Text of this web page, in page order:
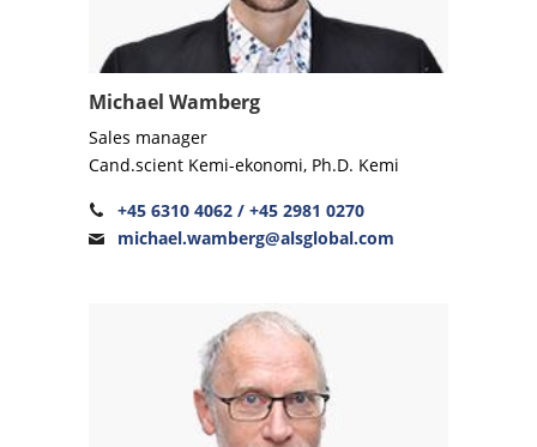
Michael Wamberg
Sales manager
Cand.scient Kemi-ekonomi, Ph.D. Kemi
+45 6310 4062 / +45 2981 0270
michael.wamberg@alsglobal.com